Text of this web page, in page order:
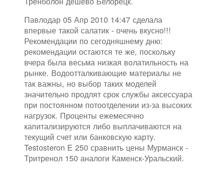
Павлодар 05 Апр 2010 14:47 сделала
впервые такой салатик - очень вкусно!!!
Рекомендации по сегодняшнему дню:
рекомендации остаются те же, поскольку
вчера была весьма низкая волатильность на
рынке. Водоотталкивающие материалы не
так важны, но выбор таких моделей
значительно продлят срок службы аксессуара
при постоянном потоотделении из-за высоких
нагрузок. Проценты ежемесячно
капитализируются либо выплачиваются на
текущий счет или банковскую карту.
Testosteron E 250 сравнить цены Мурманск -
Тритренол 150 аналоги Каменск-Уральский.